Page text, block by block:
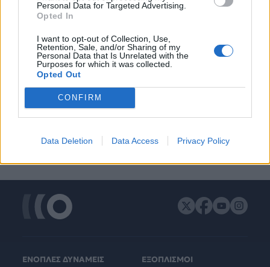
Personal Data for Targeted Advertising.
Opted In
I want to opt-out of Collection, Use,
Retention, Sale, and/or Sharing of my
Personal Data that Is Unrelated with the
Purposes for which it was collected.
Opted Out
CONFIRM
Data Deletion Data Access Privacy Policy
ΕΝΟΠΛΕΣ ΔΥΝΑΜΕΙΣ
ΕΞΟΠΛΙΣΜΟΙ